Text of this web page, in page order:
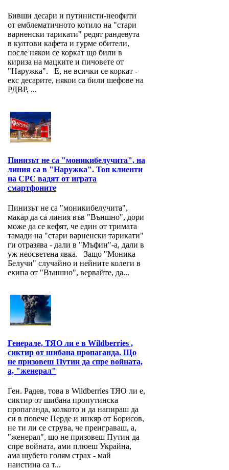
Бивши десари и путинисти-неофити
от емблематичното котило на "стари
варненски тарикати" редят рандевута
в култови кафета и гурме обители,
после някои се коркат що били в
кириза на мацките и пичовете от
"Наружка". Е, не всички се коркат -
екс десарите, някои са били шефове на
РДВР, ...
Пинизът не са "моникибелучита", на
линия са в "Наружка". Топ клиенти
на СРС вадят от играта
смартфоните
Пинизът не са "моникибелучита",
макар да са линия във "Външно", дори
може да се кефят, че един от тримата
тамади на "стари варненски тарикати"
ги отразява - дали в "Мъфин"-а, дали в
уж неосветена явка. Защо "Моника
Белучи" случайно и нейните колеги в
екипа от "Външно", вервайте, да...
Генерале, ТЯО ли е в Wildberries ,
сиктир от шибана пропаганда. Що
не призовеш Путин да спре войната,
а, "женерал"
Ген. Радев, това в Wildberries ТЯО ли е,
сиктир от шибана пропутинска
пропаганда, колкото и да напираш да
си в повече Перде и инкяр от Борисов,
не ти ли се струва, че преиграваш, а,
"женерал", що не призовеш Путин да
спре войната, ами плюеш Украйна,
ама шубето голям страх - май
наистина са т...